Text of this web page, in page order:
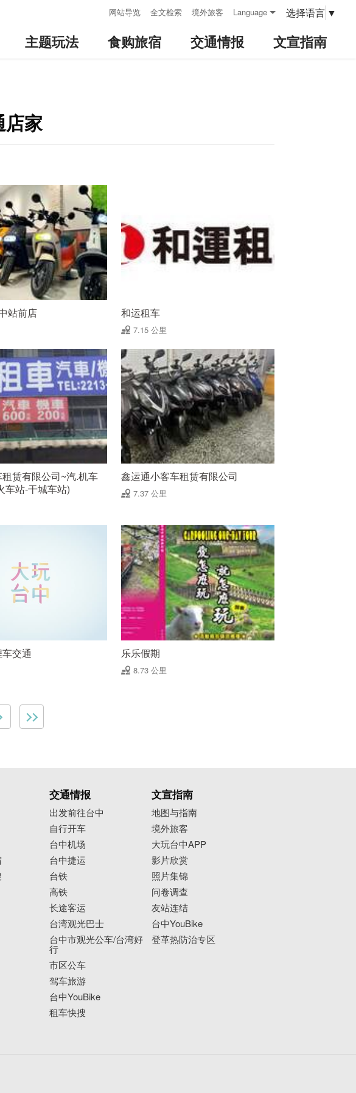
网站导览 全文检索 境外旅客 Language 选择语言 ▼
主题玩法 食购旅宿 交通情报 文宣指南
店家
站前店 和运租车
7.15 公里
赁有限公司~汽.机车
车站-干城车站)
鑫运通小客车租赁有限公司
7.37 公里
交通 乐乐假期
8.73 公里
交通情报
出发前往台中
自行开车
台中机场
台中捷运
台铁
高铁
长途客运
台湾观光巴士
台中市观光公车/台湾好
行
市区公车
驾车旅游
台中YouBike
租车快搜
文宣指南
地图与指南
境外旅客
大玩台中APP
影片欣赏
照片集锦
问卷调查
友站连结
台中YouBike
登革热防治专区